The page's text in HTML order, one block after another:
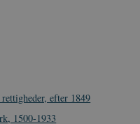
efter 1849
1500-1933